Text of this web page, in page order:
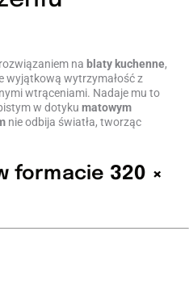
na blaty kuchenne,
wyjątkową wytrzymałość z
wtrąceniami. Nadaje mu to
w dotyku matowym
nie odbija światła, tworząc
formacie 320 ×